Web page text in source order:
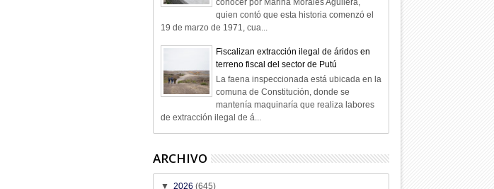
quien contó que esta historia comenzó el
19 de marzo de 1971, cua...
Fiscalizan extracción ilegal de áridos en
terreno fiscal del sector de Putú
La faena inspeccionada está ubicada en la
comuna de Constitución, donde se
mantenía maquinaría que realiza labores
de extracción ilegal de á...
ARCHIVO
▼ 2026 (645)